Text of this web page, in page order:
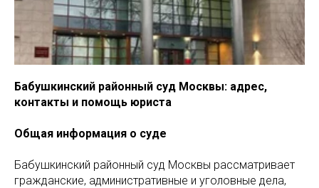
Бабушкинский районный суд Москвы: адрес,
контакты и помощь юриста
Общая информация о суде
Бабушкинский районный суд Москвы рассматривает
гражданские, административные и уголовные дела,